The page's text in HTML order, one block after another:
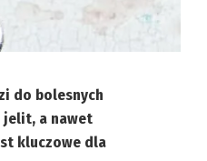
do bolesnych
jelit, a nawet
kluczowe dla